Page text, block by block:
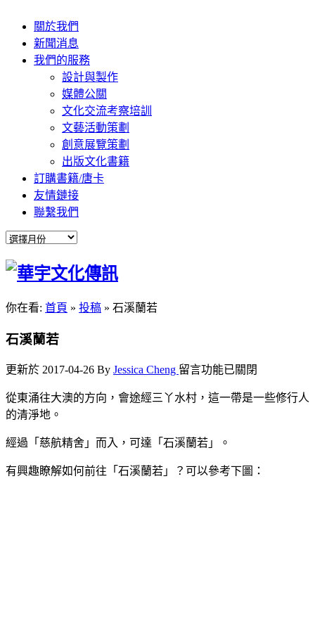
關於我們
新聞消息
我們的服務
設計與製作
媒體公關
文化交流考察培訓
文藝活動策劃
創意展覽策劃
出版文化書籍
訂購書籍/唐卡
友情鏈接
聯繫我們
你在看: 首頁 » 投稿 » 石溪蘭若
石溪蘭若
更新於 2017-04-26 By Jessica Cheng 在
溪
若〉
留言功能已關閉
從東涌往大澳的方向，會途經三丫水村，這一帶是一些修行人
的清淨地。
經過「慈航精舍」而入，可達「石溪蘭若」。
有興趣瞭解如何前往「石溪蘭若」？可以參考下圖：